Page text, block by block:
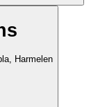
Harmelen